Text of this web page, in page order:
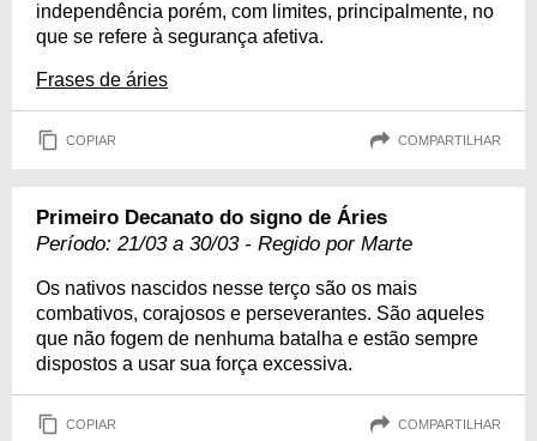
independência porém, com limites, principalmente, no
que se refere à segurança afetiva.
Frases de áries
COPIAR COMPARTILHAR
Primeiro Decanato do signo de Áries
Período: 21/03 a 30/03 - Regido por Marte
Os nativos nascidos nesse terço são os mais
combativos, corajosos e perseverantes. São aqueles
que não fogem de nenhuma batalha e estão sempre
dispostos a usar sua força excessiva.
COPIAR COMPARTILHAR